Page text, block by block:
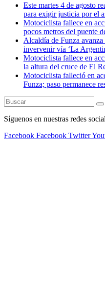
Este martes 4 de agosto
para exigir justicia por el
Motociclista fallece en
pocos metros del puente
Alcaldía de Funza avanza
invervenir vía ‘La
Motociclista fallece en
la altura del cruce de El
Motociclista falleció en
Funza; paso permanece
Síguenos en nuestras redes
Facebook Facebook Twitter